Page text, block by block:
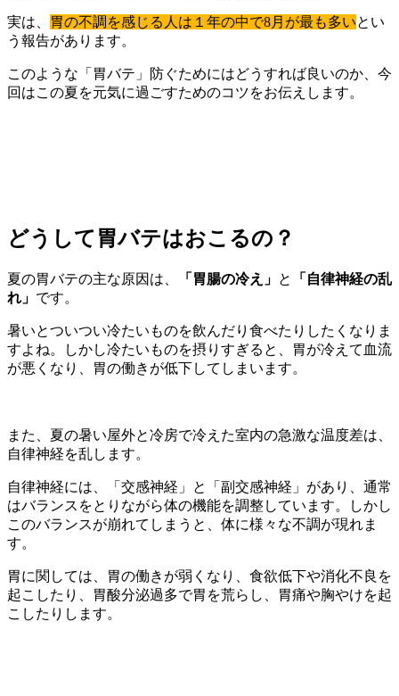
実は、 胃の不調を感じる人は１年の中で8月が最も多いとい
う報告があります。
このような「胃バテ」防ぐためにはどうすれば良いのか、今
回はこの夏を元気に過ごすためのコツをお伝えします。
どうして胃バテはおこるの？
夏の胃バテの主な原因は、 「胃腸の冷え」 と
「自律神経の乱
れ」 です。
暑いとついつい冷たいものを飲んだり食べたりしたくなりま
すよね。しかし冷たいものを摂りすぎると、胃が冷えて血流
が悪くなり、胃の働きが低下してしまいます。
また、夏の暑い屋外と冷房で冷えた室内の急激な温度差は、
自律神経を乱します。
自律神経には、「交感神経」と「副交感神経」があり、通常
はバランスをとりながら体の機能を調整しています。しかし
このバランスが崩れてしまうと、体に様々な不調が現れま
す。
胃に関しては、胃の働きが弱くなり、食欲低下や消化不良を
起こしたり、胃酸分泌過多で胃を荒らし、胃痛や胸やけを起
こしたりします。